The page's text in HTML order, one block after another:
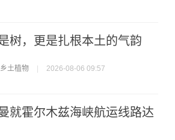
树，更是扎根本土的气韵
乡土植物 2026-08-06 09:57
就霍尔木兹海峡航运线路达